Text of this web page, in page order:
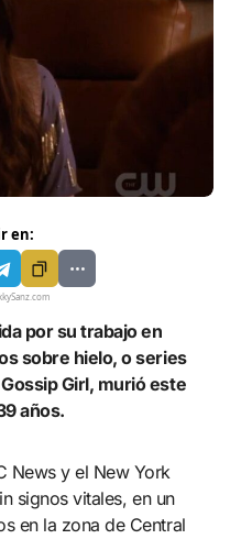
en:
sobre hielo, o series
Girl, murió este
años.
News y el New York
signos vitales, en un
en la zona de Central